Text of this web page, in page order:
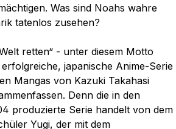
Was sind Noahs wahre
tatenlos zusehen?
retten“ - unter diesem Motto
japanische Anime-Serie
Mangas von Kazuki Takahasi
Denn die in den
produzierte Serie handelt von dem
Yugi, der mit dem